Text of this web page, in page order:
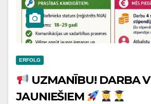
ERFOLG
UZMANĪBU! DARBA
JAUNIEŠIEM